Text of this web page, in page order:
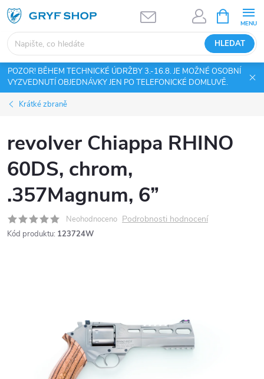
Přejít
na
obsah
HLEDAT
NÁKUPNÍ
KOŠÍK
POZOR! BĚHEM TECHNICKÉ ÚDRŽBY 3.-16.8. JE MOŽNÉ OSOBNÍ
VYZVEDNUTÍ OBJEDNÁVKY JEN PO TELEFONICKÉ DOMLUVĚ.
Krátké zbraně
revolver Chiappa RHINO
60DS, chrom,
.357Magnum, 6”
Neohodnoceno Podrobnosti hodnocení
Kód produktu: 123724W